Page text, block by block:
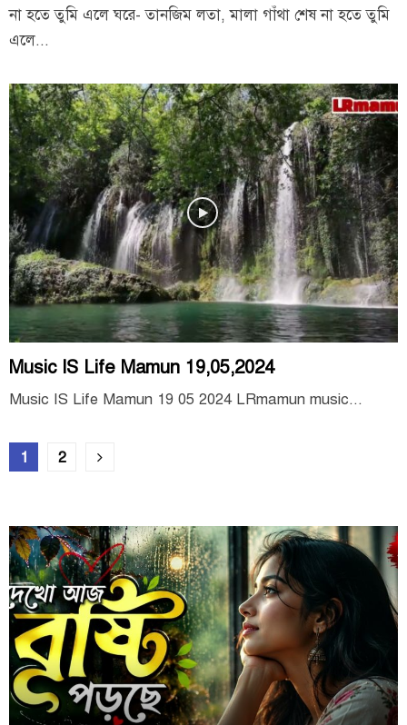
না হতে তুমি এলে ঘরে- তানজিম লতা, মালা গাঁথা শেষ না হতে তুমি
এলে...
Music IS Life Mamun 19,05,2024
Music IS Life Mamun 19 05 2024 LRmamun music...
Posts
1 2